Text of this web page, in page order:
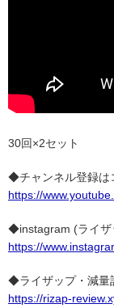
30回×2セット
◆チャンネル登録は
https://
◆instagram (ライザ
https://
◆ライザップ・減量
https://rizap-